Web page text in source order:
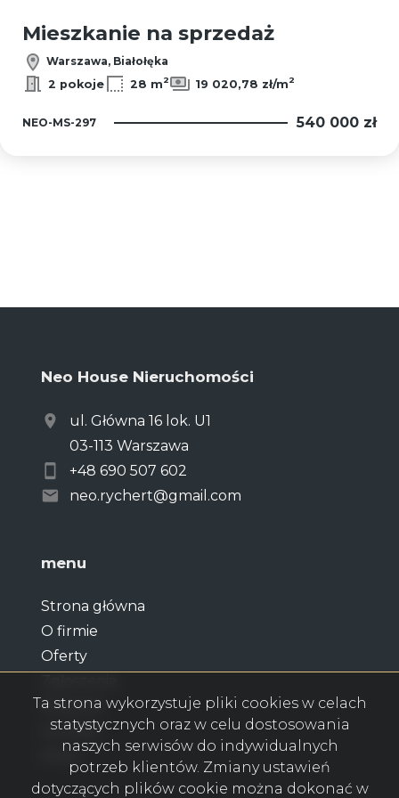
Mieszkanie na sprzedaż
Warszawa, Białołęka
2 pokoje
28 m2 19 020,78 zł/m2
NEO-MS-297 540 000 zł
Neo House Nieruchomości
ul. Główna 16 lok. U1
03-113 Warszawa
+48 690 507 602
neo.rychert@gmail.com
menu
Strona główna
O firmie
Oferty
Notatnik
Kontakt
Rodo
Ta strona wykorzystuje pliki cookies w celach
statystycznych oraz w celu dostosowania
naszych serwisów do indywidualnych
potrzeb klientów. Zmiany ustawień
dotyczących plików cookie można dokonać w